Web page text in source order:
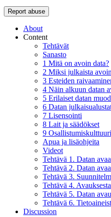
Report abuse
About
Content
Tehtävät
Sanasto
1 Mitä on avoin data?
2 Miksi julkaista
3 Esteiden
4 Näin alkuun datan
5 Erilaiset datan
6 Datan
7 Lisensointi
8 Lait ja säädökset
9
Apua ja lisäohjeita
Videot
Tehtävä 1. Datan
Tehtävä 2. Datan
Tehtävä 3.
Tehtävä 4.
Tehtävä 5. Datan
Tehtävä 6.
Discussion